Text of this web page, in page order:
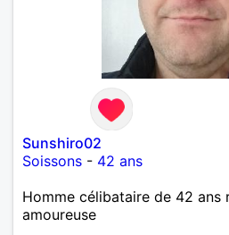
Sunshiro02
Soissons - 42 ans
Homme célibataire de 42 ans
amoureuse